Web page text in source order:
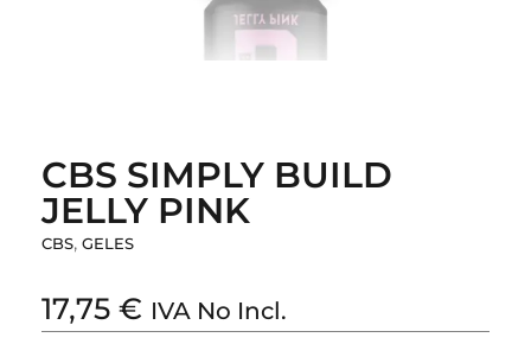
CBS SIMPLY BUILD
JELLY PINK
CBS, GELES
17,75 € IVA No Incl.